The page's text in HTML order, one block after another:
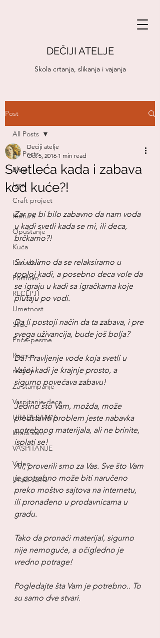
DEČIJI ATELJE
Skola crtanja, slikanja i vajanja
Post
All Posts
Blog
Igra
Craft project
Kultura
Opuštanje
Kuća
Porodica
Portfolio
RECEPTI
Umetnost
Slide
Priče-pesme
Razno
recycle
Za štampanje
Vaspitanje-deca
URADI SAM/A
Uradi sam
VASPITANJE
Video
Uradi sama
All Posts
Svetleća kada i zabava
kod kuće?!
Deciji atelje
Oct 5, 2016 1 min read
Zar ne bi bilo zabavno da nam voda
u kadi svetli kada se mi, ili deca,
brčkamo?!
Svi volimo da se relaksiramo u
toploj kadi, a posebno deca vole da
se igraju u kadi sa igračkama koje
plutaju po vodi.
Da li postoji način da ta zabava, i pre
svega uživancija, bude još bolja?
Da! Pravljenje vode koja svetli u
Vašoj kadi je krajnje prosto, a
sigurno povećava zabavu!
Jedino što Vam, možda, može
predstaviti problem jeste nabavka
potrebnog materijala, ali ne brinite,
isplati se!
Ali, proverili smo za Vas. Sve što Vam
je potrebno može biti naručeno
preko moštvo sajtova na internetu,
ili pronađeno u prodavnicama u
gradu.
Tako da pronaći materijal, sigurno
nije nemoguće, a očigledno je
vredno potrage!
Pogledajte šta Vam je potrebno.. To
su samo dve stvari.